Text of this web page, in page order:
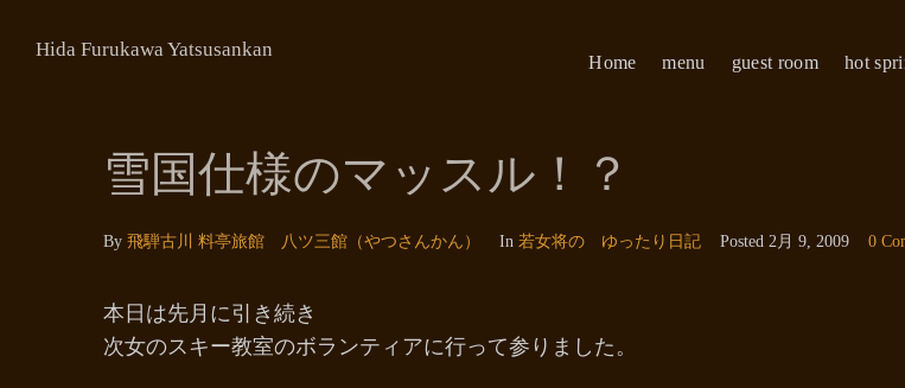
Hida Furukawa Yatsusankan
Home menu guest room hot
雪国仕様のマッスル！？
By 飛騨古川 料亭旅館 八ツ三館（やつさんかん） In 若女将の ゆったり日記 Posted 2月 9, 2009 0
本日は先月に引き続き
次女のスキー教室のボランティアに行って参りました。